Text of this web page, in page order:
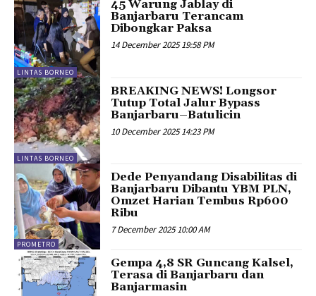
LINTAS BORNEO
45 Warung Jablay di
Banjarbaru Terancam
Dibongkar Paksa
14 December 2025 19:58 PM
LINTAS BORNEO
BREAKING NEWS! Longsor
Tutup Total Jalur Bypass
Banjarbaru–Batulicin
10 December 2025 14:23 PM
PROMETRO
Dede Penyandang Disabilitas di
Banjarbaru Dibantu YBM PLN,
Omzet Harian Tembus Rp600
Ribu
7 December 2025 10:00 AM
Gempa 4,8 SR Guncang Kalsel,
Terasa di Banjarbaru dan
Banjarmasin